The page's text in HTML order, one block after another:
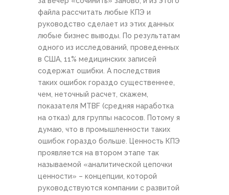
файла рассчитать любые КПЭ и
руководство сделает из этих данных
любые бизнес выводы. По результатам
одного из исследований, проведенных
в США, 11% медицинских записей
содержат ошибки. А последствия
таких ошибок гораздо существеннее,
чем, неточный расчет, скажем,
показателя MTBF (средняя наработка
на отказ) для группы насосов. Потому я
думаю, что в промышленности таких
ошибок гораздо больше. Ценность КПЭ
проявляется на втором этапе так
называемой «аналитической цепочки
ценности» – концепции, которой
руководствуются компании с развитой